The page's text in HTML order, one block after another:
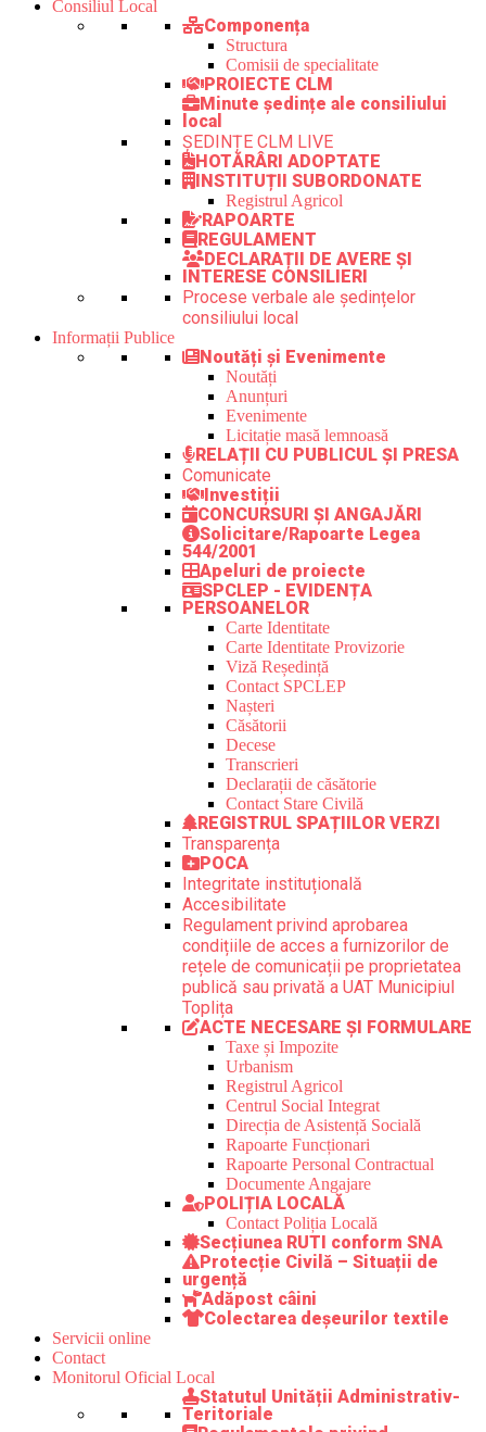
Consiliul Local
Componența
Structura
Comisii de specialitate
PROIECTE CLM
Minute ședințe ale consiliului
local
ȘEDINȚE CLM LIVE
HOTĂRÂRI ADOPTATE
INSTITUȚII SUBORDONATE
Registrul Agricol
RAPOARTE
REGULAMENT
DECLARAȚII DE AVERE ȘI
INTERESE CONSILIERI
Procese verbale ale ședințelor
consiliului local
Informații Publice
Noutăți și Evenimente
Noutăți
Anunțuri
Evenimente
Licitație masă lemnoasă
RELAȚII CU PUBLICUL ȘI PRESA
Comunicate
Investiții
CONCURSURI ȘI ANGAJĂRI
Solicitare/Rapoarte Legea
544/2001
Apeluri de proiecte
SPCLEP - EVIDENȚA
PERSOANELOR
Carte Identitate
Carte Identitate Provizorie
Viză Reședință
Contact SPCLEP
Nașteri
Căsătorii
Decese
Transcrieri
Declarații de căsătorie
Contact Stare Civilă
REGISTRUL SPAȚIILOR VERZI
Transparența
POCA
Integritate instituțională
Accesibilitate
Regulament privind aprobarea
condițiile de acces a furnizorilor de
rețele de comunicații pe proprietatea
publică sau privată a UAT Municipiul
Toplița
ACTE NECESARE ȘI FORMULARE
Taxe și Impozite
Urbanism
Registrul Agricol
Centrul Social Integrat
Direcția de Asistență Socială
Rapoarte Funcționari
Rapoarte Personal Contractual
Documente Angajare
POLIȚIA LOCALĂ
Contact Poliția Locală
Secțiunea RUTI conform SNA
Protecție Civilă – Situații de
urgență
Adăpost câini
Colectarea deșeurilor textile
Servicii online
Contact
Monitorul Oficial Local
Statutul Unității Administrativ-
Teritoriale